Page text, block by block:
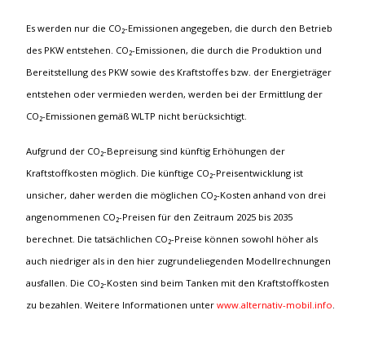
Es werden nur die CO₂-Emissionen angegeben, die durch den Betrieb
des PKW entstehen. CO₂-Emissionen, die durch die Produktion und
Bereitstellung des PKW sowie des Kraftstoffes bzw. der Energieträger
entstehen oder vermieden werden, werden bei der Ermittlung der
CO₂-Emissionen gemäß WLTP nicht berücksichtigt.
Aufgrund der CO₂-Bepreisung sind künftig Erhöhungen der
Kraftstoffkosten möglich. Die künftige CO₂-Preisentwicklung ist
unsicher, daher werden die möglichen CO₂-Kosten anhand von drei
angenommenen CO₂-Preisen für den Zeitraum 2025 bis 2035
berechnet. Die tatsächlichen CO₂-Preise können sowohl höher als
auch niedriger als in den hier zugrundeliegenden Modellrechnungen
ausfallen. Die CO₂-Kosten sind beim Tanken mit den Kraftstoffkosten
zu bezahlen. Weitere Informationen unter www.alternativ-mobil.info